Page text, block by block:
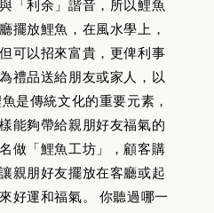
「利余」諧音，所以鯉魚
擺放鯉魚，在風水學上，
可以招來富貴，更俾利事
禮品送給朋友或家人，以
是傳統文化的重要元素，
能夠帶給親朋好友福氣的
做「鯉魚工坊」，顧客購
親朋好友擺放在客廳或起
好運和福氣。 你聽過哪一